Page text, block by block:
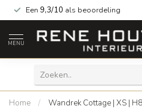
Een 9,3/10 als beoordeling
MENU
Home / Wandrek Cottage | XS |